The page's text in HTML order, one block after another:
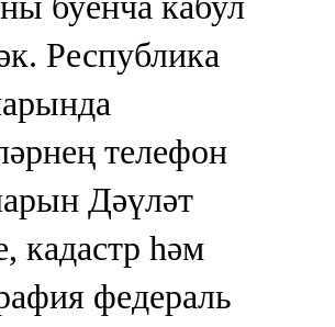
Республика
телефон
Дәүләт
кадастр һәм
федераль